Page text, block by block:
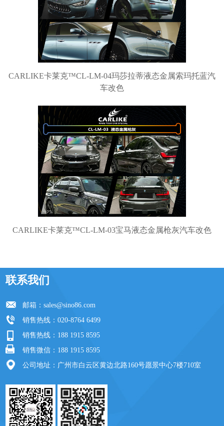
CARLIKE卡莱克™CL-LM-04玛莎拉蒂液态金属索玛托蓝汽
车改色
CARLIKE卡莱克™CL-LM-03宝马液态金属枪灰汽车改色
联系我们
邮箱：sales@sino86.com
销售热线：020-8764 6499
销售热线：188 1915 8595
销售微信：188 1915 8595
公司地址：广州市白云区黄边北路160号愿景中心7楼710室